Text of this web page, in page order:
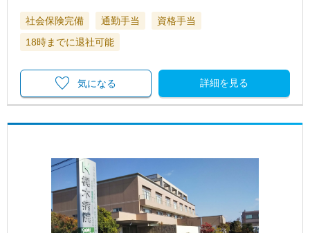
社会保険完備 通勤手当
資格手当
18時までに退社可能
詳細を見る
気になる